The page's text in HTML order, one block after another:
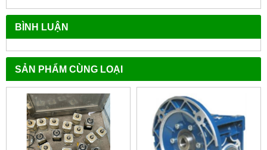
BÌNH LUẬN
SẢN PHẨM CÙNG LOẠI